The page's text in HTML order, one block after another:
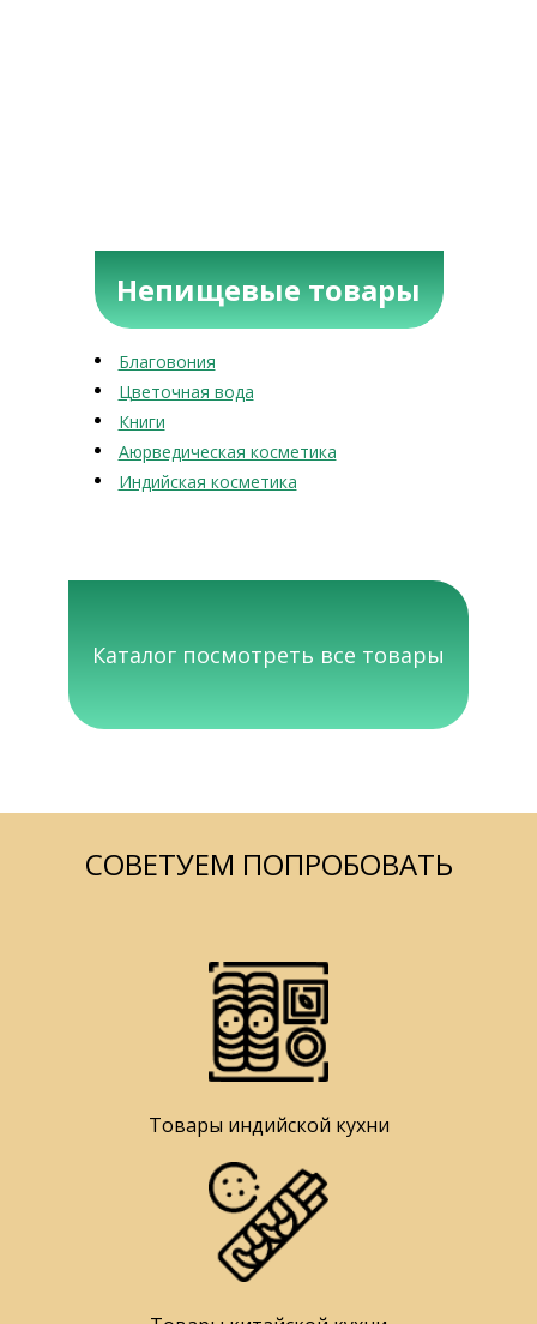
Непищевые товары
Благовония
Цветочная вода
Книги
Аюрведическая косметика
Индийская косметика
Каталог посмотреть все товары
СОВЕТУЕМ ПОПРОБОВАТЬ
Товары индийской кухни